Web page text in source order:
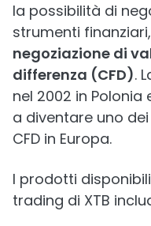
la possibilità di
strumenti
negoziazione di
differenza (CFD).
nel 2002 in
a diventare uno
CFD in Europa.
I prodotti
trading di XTB